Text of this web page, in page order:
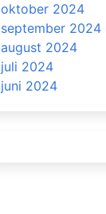
oktober 2024
september 2024
august 2024
juli 2024
juni 2024